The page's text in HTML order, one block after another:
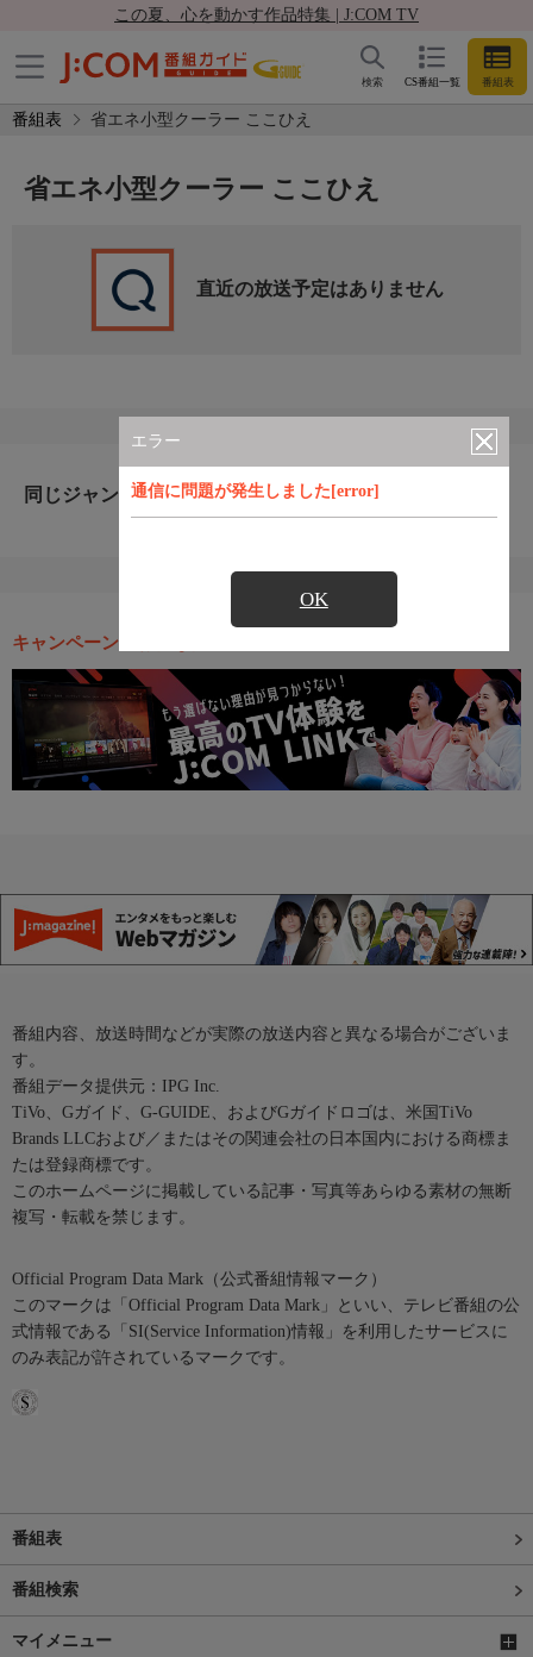
この夏、心を動かす作品特集 | J:COM TV
CS番組一覧 番組表
検索
番組表 省エネ小型クーラー ここひえ
エラー
通信に問題が発生しました[error]
OK
省エネ小型クーラー ここひえ
直近の放送予定はありません
同じジャンルのおすすめ番組
キャンペーン・お得な情報
番組内容、放送時間などが実際の放送内容と異なる場合がございま
す。
番組データ提供元：IPG Inc.
TiVo、Gガイド、G-GUIDE、およびGガイドロゴは、米国TiVo
Brands LLCおよび／またはその関連会社の日本国内における商標ま
たは登録商標です。
このホームページに掲載している記事・写真等あらゆる素材の無断
複写・転載を禁じます。
Official Program Data Mark（公式番組情報マーク）
このマークは「Official Program Data Mark」といい、テレビ番組の公
式情報である「SI(Service Information)情報」を利用したサービスに
のみ表記が許されているマークです。
番組表
番組検索
マイメニュー